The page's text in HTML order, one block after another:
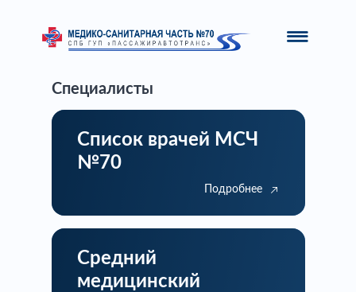
Специалисты
Список врачей МСЧ
№70
Подробнее
Средний
медицинский